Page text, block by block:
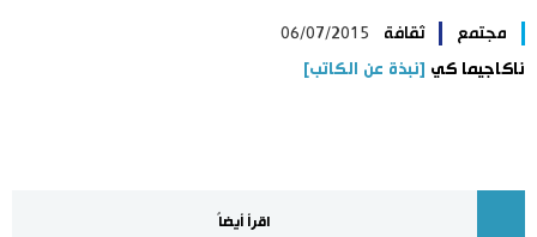
اليابان في فيديو
مجتمع ثقافة
06/07/2015
ناكاجيما كي [نبذة عن الكاتب]
اقرأ أيضاً